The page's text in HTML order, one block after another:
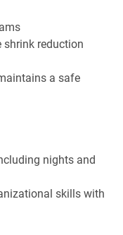
shrink reduction
a safe
nights and
skills with